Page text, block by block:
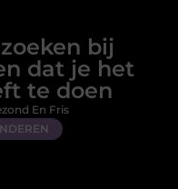
bij
dat je het
te doen
En Fris